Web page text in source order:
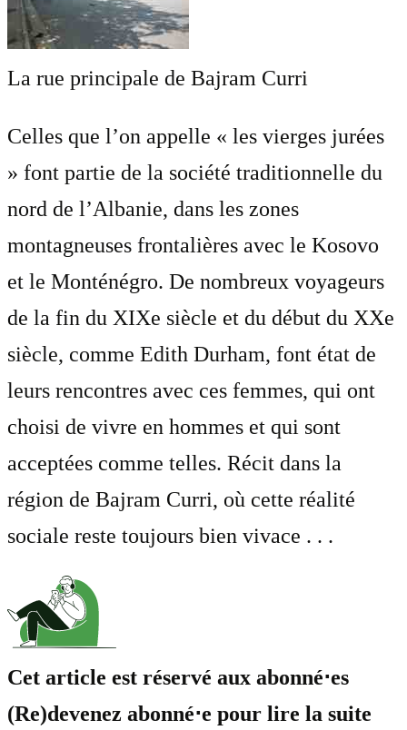
La rue principale de Bajram Curri
Celles que l’on appelle « les vierges jurées
» font partie de la société traditionnelle du
nord de l’Albanie, dans les zones
montagneuses frontalières avec le Kosovo
et le Monténégro. De nombreux voyageurs
de la fin du XIXe siècle et du début du XXe
siècle, comme Edith Durham, font état de
leurs rencontres avec ces femmes, qui ont
choisi de vivre en hommes et qui sont
acceptées comme telles. Récit dans la
région de Bajram Curri, où cette réalité
sociale reste toujours bien vivace . . .
Cet article est réservé aux abonné⋅es
(Re)devenez abonné⋅e pour lire la suite